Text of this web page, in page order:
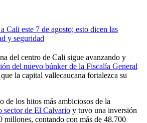
Cali este 7 de agosto; esto dicen las
y seguridad
del centro de Cali sigue avanzando y
del nuevo búnker de la Fiscalía General
que la capital vallecaucana fortalezca su
de los hitos más ambiciosos de la
sector de El Calvario y tuvo una inversión
millones, contando con más de 48.700